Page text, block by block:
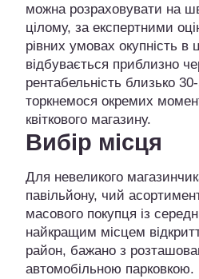
можна розраховувати на
цілому, за експертними
рівних умовах окупність в
відбувається приблизно
рентабельність близько
торкнемося окремих
квіткового магазину.
Вибір місця
Для невеликого
павільйону, чий
масового покупця із
найкращим місцем
район, бажано з
автомобільною